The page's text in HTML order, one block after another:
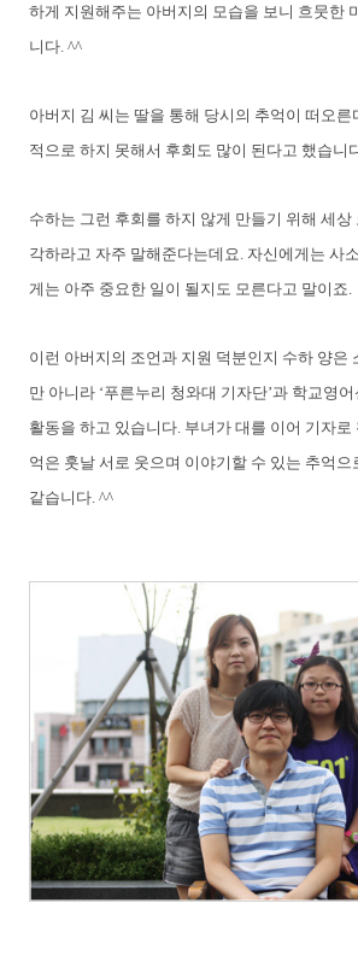
하게 지원해주는 아버지의 모습을 보니 흐뭇한
니다. ^^
아버지 김 씨는 딸을 통해 당시의 추억이 떠오른
적으로 하지 못해서 후회도 많이 된다고 했습니
수하는 그런 후회를 하지 않게 만들기 위해 세상
각하라고 자주 말해준다는데요. 자신에게는 사
게는 아주 중요한 일이 될지도 모른다고 말이죠.
이런 아버지의 조언과 지원 덕분인지 수하 양은
만 아니라 ‘푸른누리 청와대 기자단’과 학교영
활동을 하고 있습니다. 부녀가 대를 이어 기자로
억은 훗날 서로 웃으며 이야기할 수 있는 추억으
같습니다. ^^